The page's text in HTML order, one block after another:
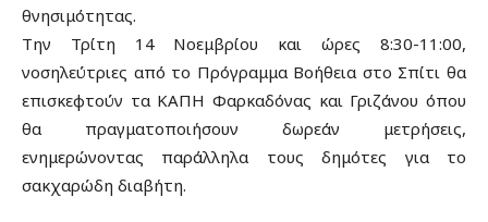
θνησιμότητας.
Την Τρίτη 14 Νοεμβρίου και ώρες 8:30-11:00,
νοσηλεύτριες από το Πρόγραμμα Βοήθεια στο Σπίτι θα
επισκεφτούν τα ΚΑΠΗ Φαρκαδόνας και Γριζάνου όπου
θα πραγματοποιήσουν δωρεάν μετρήσεις,
ενημερώνοντας παράλληλα τους δημότες για το
σακχαρώδη διαβήτη.